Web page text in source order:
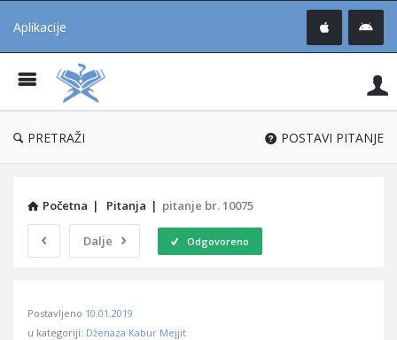
Aplikacije
®
PRETRAŽI POSTAVI PITANJE
Početna | Pitanja | pitanje br. 10075
Dalje Odgovoreno
Učene
Postavljeno 10.01.2019
u kategoriji: Dženaza Kabur Mejjit